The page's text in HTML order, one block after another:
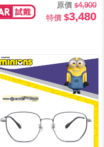
原價
4,900
特價
3,480